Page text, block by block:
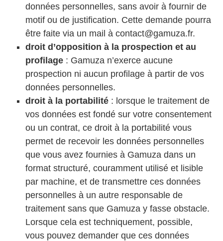
données personnelles, sans avoir à fournir de
motif ou de justification. Cette demande pourra
être faite via un mail à contact@gamuza.fr.
droit d’opposition à la prospection et au
profilage : Gamuza n’exerce aucune
prospection ni aucun profilage à partir de vos
données personnelles.
droit à la portabilité : lorsque le traitement de
vos données est fondé sur votre consentement
ou un contrat, ce droit à la portabilité vous
permet de recevoir les données personnelles
que vous avez fournies à Gamuza dans un
format structuré, couramment utilisé et lisible
par machine, et de transmettre ces données
personnelles à un autre responsable de
traitement sans que Gamuza y fasse obstacle.
Lorsque cela est techniquement, possible,
vous pouvez demander que ces données